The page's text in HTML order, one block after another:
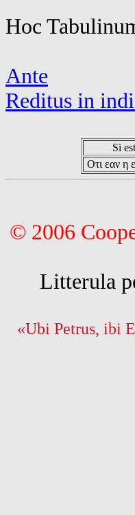
Hoc
Ante
Reditus in
Si
Οτι εαν η
© 2006
Litterula
«Ubi Petrus, ibi